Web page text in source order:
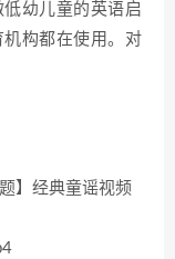
幼儿童的英语启
构都在使用。对
】经典童谣视频